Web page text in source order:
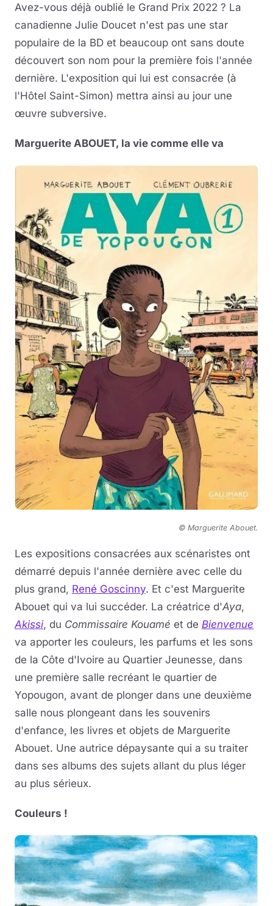
Avez-vous déjà oublié le Grand Prix 2022 ? La
canadienne Julie Doucet n'est pas une star
populaire de la BD et beaucoup ont sans doute
découvert son nom pour la première fois l'année
dernière. L'exposition qui lui est consacrée (à
l'Hôtel Saint-Simon) mettra ainsi au jour une
œuvre subversive.
Marguerite ABOUET, la vie comme elle va
© Marguerite Abouet.
Les expositions consacrées aux scénaristes ont
démarré depuis l'année dernière avec celle du
plus grand, René Goscinny. Et c'est Marguerite
Abouet qui va lui succéder. La créatrice d'Aya,
Akissi, du Commissaire Kouamé et de Bienvenue
va apporter les couleurs, les parfums et les sons
de la Côte d'Ivoire au Quartier Jeunesse, dans
une première salle recréant le quartier de
Yopougon, avant de plonger dans une deuxième
salle nous plongeant dans les souvenirs
d'enfance, les livres et objets de Marguerite
Abouet. Une autrice dépaysante qui a su traiter
dans ses albums des sujets allant du plus léger
au plus sérieux.
Couleurs !